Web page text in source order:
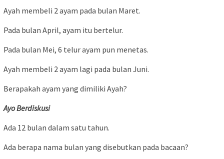
Ayah membeli 2 ayam pada bulan Maret.
Pada bulan April, ayam itu bertelur.
Pada bulan Mei, 6 telur ayam pun menetas.
Ayah membeli 2 ayam lagi pada bulan Juni.
Berapakah ayam yang dimiliki Ayah?
Ayo Berdiskusi
Ada 12 bulan dalam satu tahun.
Ada berapa nama bulan yang disebutkan pada bacaan?